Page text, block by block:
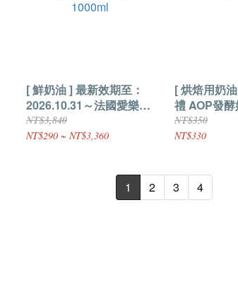
[ 鮮奶油 ] 最新效期至：
2026.10.31～法國愛樂薇
動物性鮮奶油 原裝
1000ml
NT$3,840
NT$290 ~ NT$3,360
[ 烘焙用奶
禮 AOP發酵
原裝500g
NT$350
NT$330
1 2 3 4